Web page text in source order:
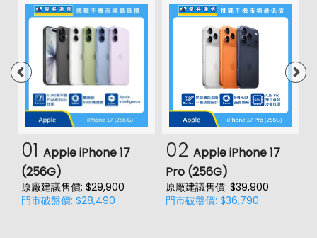
01 Apple iPhone 17
(256G)
原廠建議售價: $29,900
門市破盤價: $28,490
02 Apple iPhone 17
Pro (256G)
原廠建議售價: $39,900
門市破盤價: $36,790